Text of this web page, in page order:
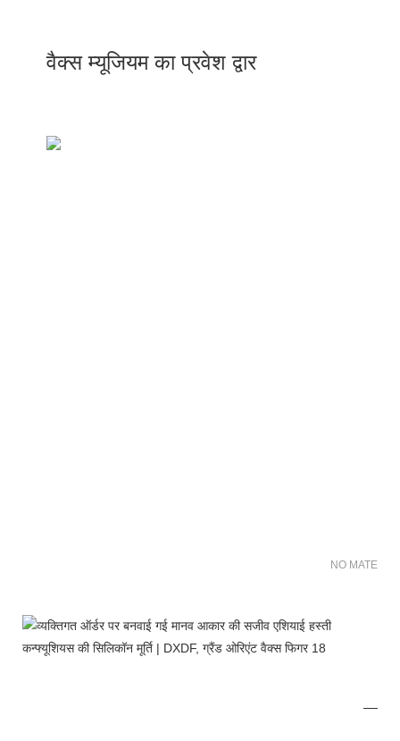
वैक्स म्यूजियम का प्रवेश द्वार
NO MATER